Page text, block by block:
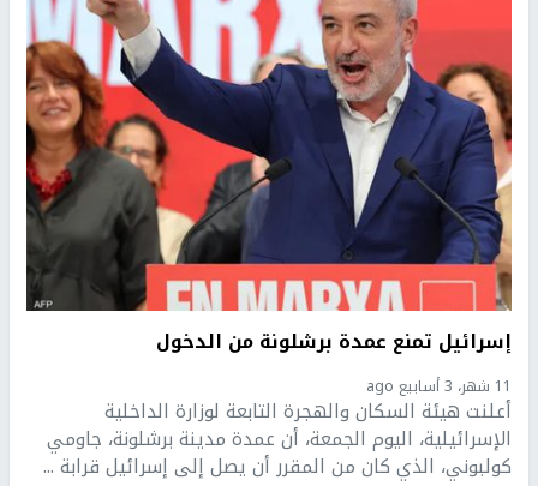
إسرائيل تمنع عمدة برشلونة من الدخول
11 شهر، 3 أسابيع ago
أعلنت هيئة السكان والهجرة التابعة لوزارة الداخلية
الإسرائيلية، اليوم الجمعة، أن عمدة مدينة برشلونة، جاومي
كولبوني، الذي كان من المقرر أن يصل إلى إسرائيل قرابة ...